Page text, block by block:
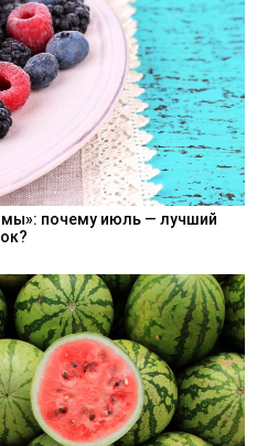
почему июль — лучший